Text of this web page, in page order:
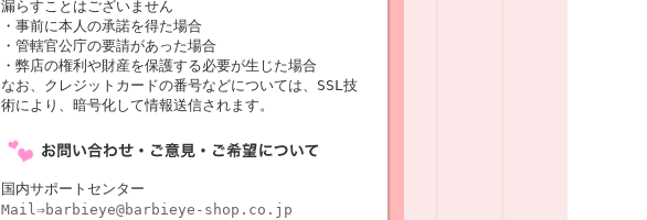
漏らすことはございません
・事前に本人の承諾を得た場合
・管轄官公庁の要請があった場合
・弊店の権利や財産を保護する必要が生じた場合
なお、クレジットカードの番号などについては、SSL技
術により、暗号化して情報送信されます。
国内サポートセンター
Mail⇒barbieye@barbieye-shop.co.jp